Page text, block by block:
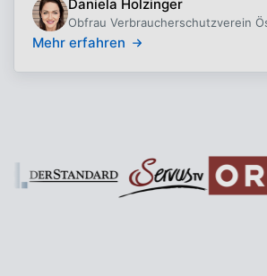
Daniela Holzinger
Obfrau Verbraucherschutzverein
Mehr erfahren